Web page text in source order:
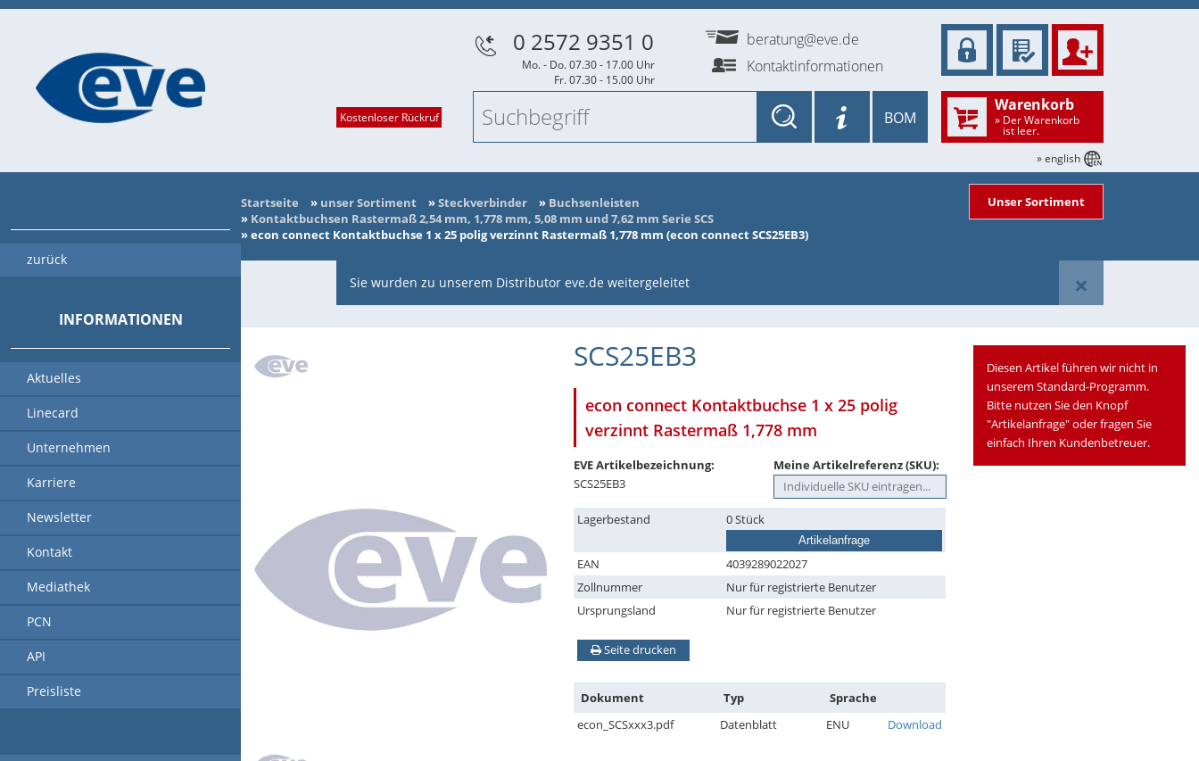
Startseite » unser Sortiment »Steckverbinder » Buchsenleisten
» Kontaktbuchsen Rastermaß 2,54 mm, 1,778 mm, 5,08 mm und 7,62 mm Serie SCS
»econ connect Kontaktbuchse 1 x 25 polig verzinnt Rastermaß 1,778 mm (econ connect SCS25EB3)
Unser Sortiment
×
Sie wurden zu unserem Distributor eve.de weitergeleitet
SCS25EB3
econ connect Kontaktbuchse 1 x 25 polig
verzinnt Rastermaß 1,778 mm
EVE Artikelbezeichnung:
SCS25EB3
Meine Artikelreferenz (SKU):
Lagerbestand 0 Stück
Artikelanfrage
EAN
4039289022027
Zollnummer
Nur für registrierte Benutzer
Ursprungsland
Nur für registrierte Benutzer
Seite drucken
Dokument Typ
Sprache
econ_SCSxxx3.pdf
Datenblatt ENU Download
Diesen Artikel führen wir nicht in
unserem Standard-Programm.
Bitte nutzen Sie den Knopf
"Artikelanfrage" oder fragen Sie
einfach Ihren Kundenbetreuer.
Kostenloser Rückruf
0 2572 9351 0
Mo. - Do. 07.30 - 17.00 Uhr
Fr. 07.30 - 15.00 Uhr
beratung@eve.de
Kontaktinformationen
Warenkorb
» Der Warenkorb
ist leer.
BOM
» english
zurück
INFORMATIONEN
Aktuelles
Linecard
Unternehmen
Karriere
Newsletter
Kontakt
Mediathek
PCN
API
Preisliste